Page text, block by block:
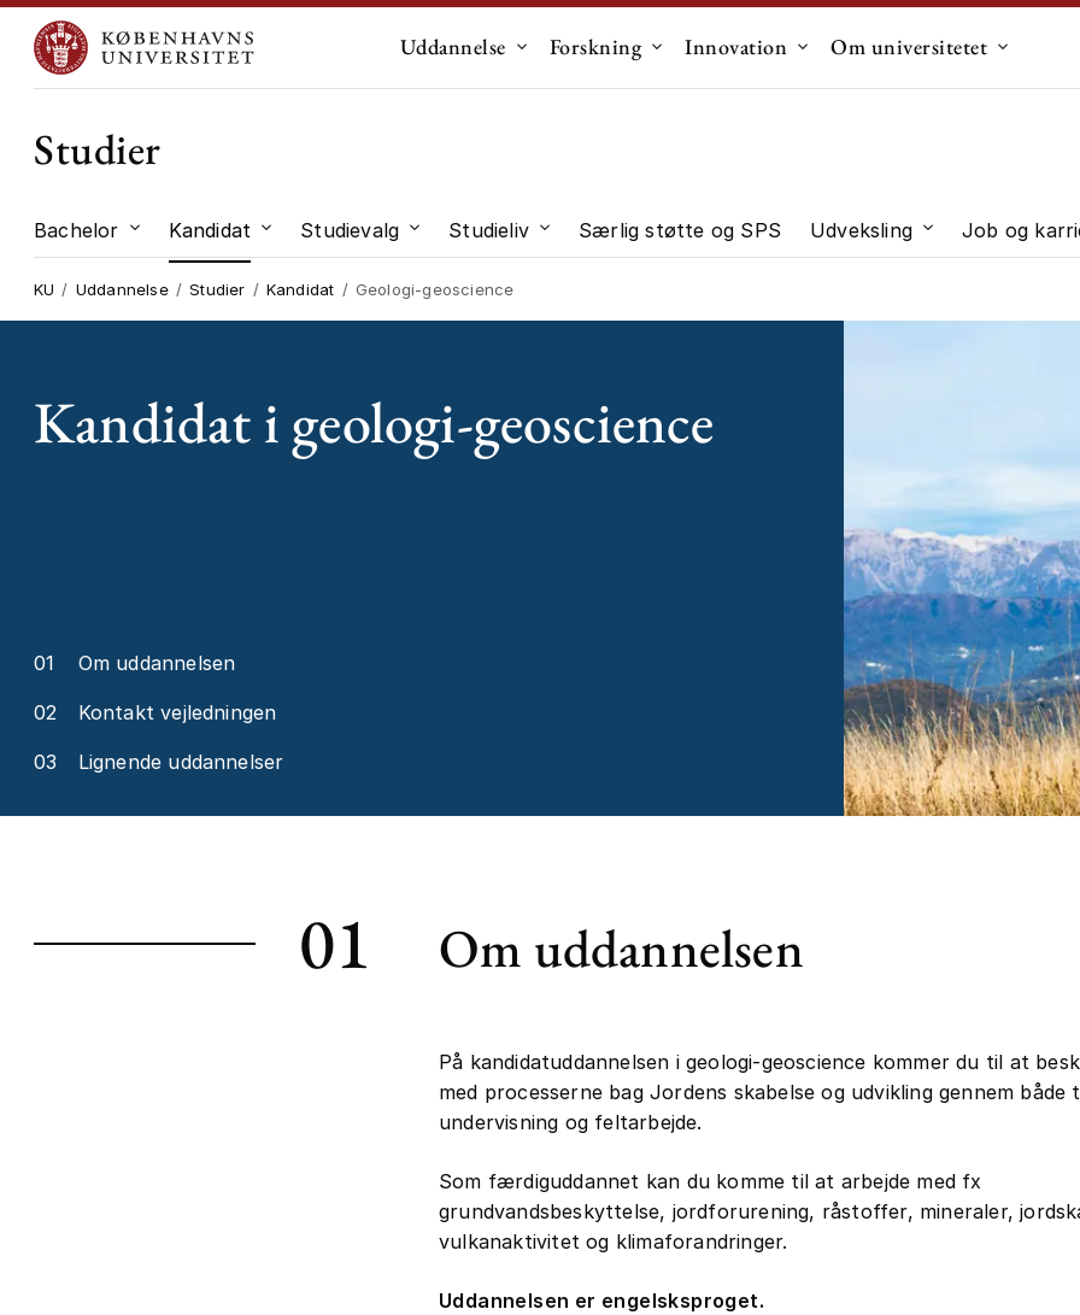
Uddannelse Undermenu til "Uddannelse"
Forskning Undermenu til "Forskning"
Innovation Undermenu til "Innovation"
Om universitetet
Studier
Bachelor Undermenu til "Bachelor"
Kandidat Undermenu til "Kandidat"
Studievalg Undermenu til "Studievalg"
Studieliv Undermenu til "Studieliv"
Særlig støtte og SPS Udveksling Undermenu til
Job og
KU Uddannelse Studier Kandidat Geologi-geoscience
Kandidat i geologi-geoscience
01 Om uddannelsen
02 Kontakt vejledningen
03 Lignende uddannelser
01 Om uddannelsen
På kandidatuddannelsen i geologi-geoscience kommer du til at
med processerne bag Jordens skabelse og udvikling gennem både
undervisning og feltarbejde.
Som færdiguddannet kan du komme til at arbejde med fx
grundvandsbeskyttelse, jordforurening, råstoffer, mineraler,
vulkanaktivitet og klimaforandringer.
Uddannelsen er engelsksproget.